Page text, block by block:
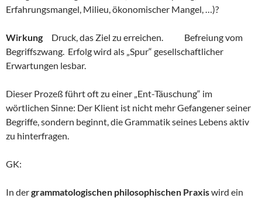
Erfahrungsmangel, Milieu, ökonomischer Mangel, …)?
Wirkung Druck, das Ziel zu erreichen. Befreiung vom
Begriffszwang. Erfolg wird als „Spur“ gesellschaftlicher
Erwartungen lesbar.
Dieser Prozeß führt oft zu einer „Ent-Täuschung“ im
wörtlichen Sinne: Der Klient ist nicht mehr Gefangener seiner
Begriffe, sondern beginnt, die Grammatik seines Lebens aktiv
zu hinterfragen.
GK:
In dergrammatologischen philosophischen Praxiswird ein